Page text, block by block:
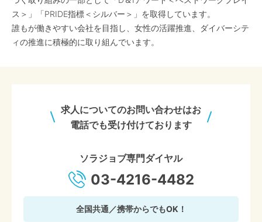
ス＞」「PRIDE指標＜シルバー＞」を取得しています。
誰もが働きやすい会社を目指し、女性の活躍推進、ダイバーシテ
ィの推進に積極的に取り組んでいます。
求人についてのお問い合わせはお
電話でも受け付けております
ソラジョブ専門ダイヤル
03-4216-4482
全国共通／携帯からでもOK！